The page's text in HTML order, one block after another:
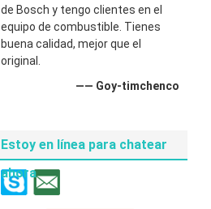
de Bosch y tengo clientes en el
equipo de combustible. Tienes
buena calidad, mejor que el
original.
—— Goy-timchenco
Estoy en línea para chatear
ahora